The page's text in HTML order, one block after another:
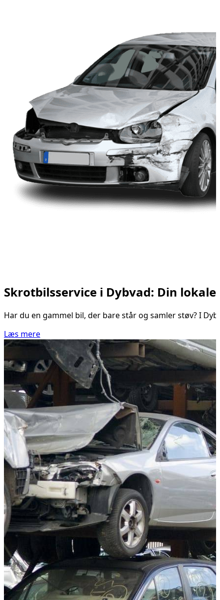
Skrotbilsservice i Dybvad: Din
Har du en gammel bil, der bare står og samler støv? I
Læs mere